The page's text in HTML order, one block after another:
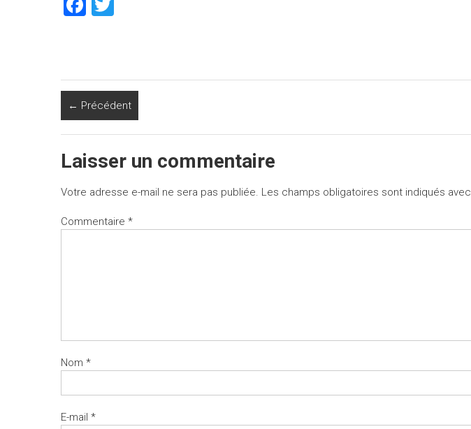
o
ok
← Précédent
Laisser un commentaire
Votre adresse e-mail ne sera pas publiée. Les champs obligatoires sont indiqués avec
Commentaire *
Nom *
E-mail *